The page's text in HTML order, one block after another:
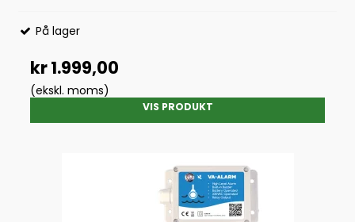
På lager
kr 1.999,00
(ekskl. moms)
VIS PRODUKT